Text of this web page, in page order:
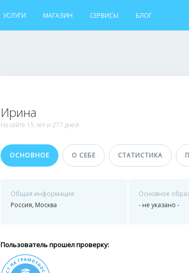
УСЛУГИ МАГАЗИН СЕРВИСЫ БЛОГ
Ирина
На сайте 15 лет и 277 дней
ОСНОВНОЕ О СЕБЕ СТАТИСТИКА
Общая информация
Россия, Москва
Основное
- не указано -
Пользователь прошел проверку: